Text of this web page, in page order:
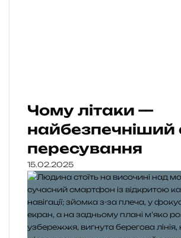
Чому літаки —
найбезпечніший
пересування
15.02.2025